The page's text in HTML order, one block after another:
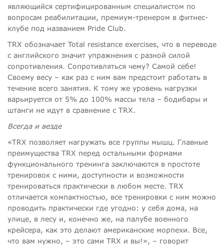
являющийся сертифицированным специалистом по
вопросам реабилитации, премиум-тренером в фитнес-
клубе под названием Pride Club.
TRX обозначает Total resistance exercises, что в переводе
с английского значит упражнения с разной силой
сопротивления. Сопротивляться чему? Самой себе!
Своему весу – как раз с ним вам предстоит работать в
течение всего занятия. К тому же уровень нагрузки
варьируется от 5% до 100% массы тела – бодибары и
штанги не идут в сравнение с TRX.
Всегда и везде
«TRX позволяет нагружать все группы мышц. Главные
преимущества TRX перед остальными формами
функционального тренинга заключаются в простоте
тренировок с ними, доступности и возможности
тренироваться практически в любом месте. TRX
отличается компактностью, все тренировки с ним можно
проводить практически где угодно: у себя дома, на
улице, в лесу и, конечно же, на палубе военного
крейсера, как это делают американские морпехи. Все,
что вам нужно, – это сами TRX и вы!», – говорит